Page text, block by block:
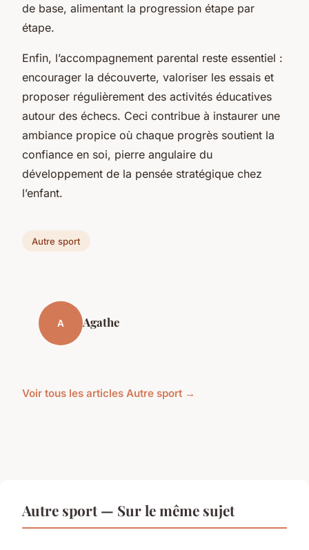
de base, alimentant la progression étape par
étape.
Enfin, l’accompagnement parental reste essentiel :
encourager la découverte, valoriser les essais et
proposer régulièrement des activités éducatives
autour des échecs. Ceci contribue à instaurer une
ambiance propice où chaque progrès soutient la
confiance en soi, pierre angulaire du
développement de la pensée stratégique chez
l’enfant.
Autre sport
A Agathe
Voir tous les articles Autre sport →
Autre sport — Sur le même sujet